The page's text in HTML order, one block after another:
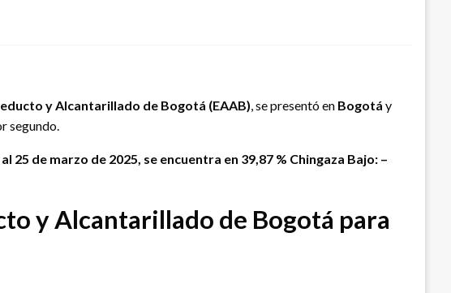
y Alcantarillado de Bogotá (EAAB), se presentó en Bogotá y
segundo.
25 de marzo de 2025, se encuentra en 39,87 % Chingaza Bajo: –
y Alcantarillado de Bogotá para